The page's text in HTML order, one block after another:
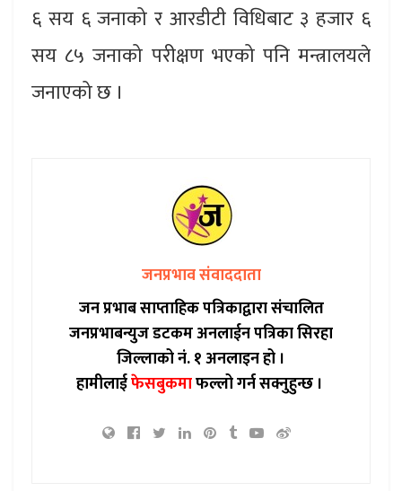
६ सय ६ जनाको र आरडीटी विधिबाट ३ हजार ६
सय ८५ जनाको परीक्षण भएको पनि मन्त्रालयले
जनाएको छ ।
जनप्रभाव संवाददाता
जन प्रभाब साप्ताहिक पत्रिकाद्वारा संचालित
जनप्रभाबन्युज डटकम अनलाईन पत्रिका सिरहा
जिल्लाको नं. १ अनलाइन हो ।
हामीलाईफेसबुकमाफल्लो गर्न सक्नुहुन्छ ।